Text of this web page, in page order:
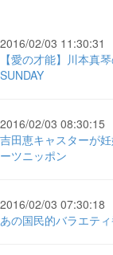
2016/02/03 11:30:31
【愛の才能】川本真
SUNDAY
2016/02/03 08:30:15
吉田恵キャスターが
ーツニッポン
2016/02/03 07:30:18
あの国民的バラエテ